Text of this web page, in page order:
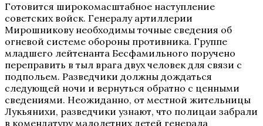
Готовится широкомасштабное наступление
советских войск. Генералу артиллерии
Мирошникову необходимы точные сведения об
огневой системе обороны противника. Группе
младшего лейтенанта Бесфамильного поручено
переправить в тыл врага двух человек для связи с
подпольем. Разведчики должны дождаться
следующей ночи и вернуться обратно с ценными
сведениями. Неожиданно, от местной жительницы
Лукьянихи, разведчики узнают, что полицаи забрали
в комендатуру малолетних детей генерала